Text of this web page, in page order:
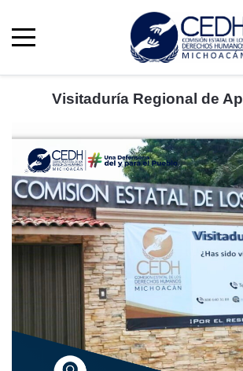
Visitaduría Regional de